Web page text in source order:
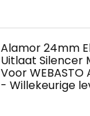
Alamor 24mm
Uitlaat Silencer
Voor
- Willekeurige